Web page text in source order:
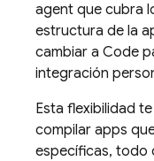
agent que cubra
estructura de la
cambiar a Code
integración
Esta flexibilidad
compilar apps
específicas, todo